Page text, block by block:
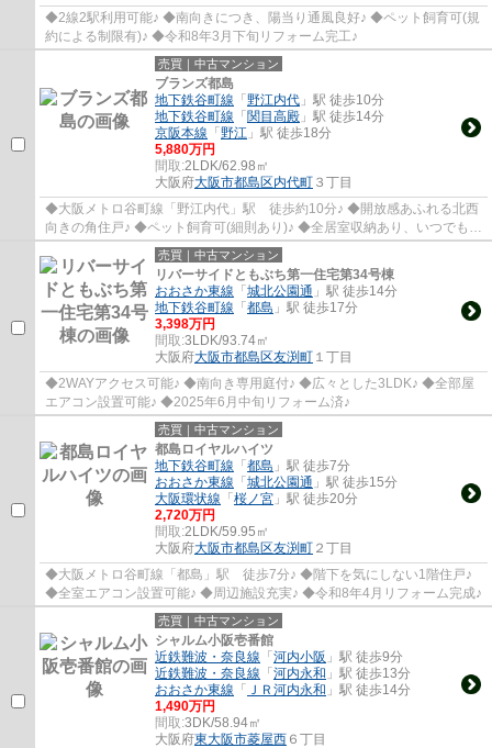
◆2線2駅利用可能♪ ◆南向きにつき、陽当り通風良好♪ ◆ペット飼育可(規
約による制限有)♪ ◆令和8年3月下旬リフォーム完工♪
売買｜中古マンション
ブランズ都島
地下鉄谷町線 「野江内代 」駅 徒歩10分
地下鉄谷町線 「関目高殿 」駅 徒歩14分
京阪本線 「野江 」駅 徒歩18分
5,880万円
間取:2LDK/62.98㎡
大阪府大阪市都島区内代町 ３丁目
◆大阪メトロ谷町線「野江内代」駅 徒歩約10分♪ ◆開放感あふれる北西
向きの角住戸♪ ◆ペット飼育可(細則あり)♪ ◆全居室収納あり、いつでもス
ッキリ♪
売買｜中古マンション
リバーサイドともぶち第一住宅第34号棟
おおさか東線 「城北公園通 」駅 徒歩14分
地下鉄谷町線 「都島 」駅 徒歩17分
3,398万円
間取:3LDK/93.74㎡
大阪府大阪市都島区友渕町 １丁目
◆2WAYアクセス可能♪ ◆南向き専用庭付♪ ◆広々とした3LDK♪ ◆全部屋
エアコン設置可能♪ ◆2025年6月中旬リフォーム済♪
売買｜中古マンション
都島ロイヤルハイツ
地下鉄谷町線 「都島 」駅 徒歩7分
おおさか東線 「城北公園通 」駅 徒歩15分
大阪環状線 「桜ノ宮 」駅 徒歩20分
2,720万円
間取:2LDK/59.95㎡
大阪府大阪市都島区友渕町 ２丁目
◆大阪メトロ谷町線「都島」駅 徒歩7分♪ ◆階下を気にしない1階住戸♪
◆全室エアコン設置可能♪ ◆周辺施設充実♪ ◆令和8年4月リフォーム完成♪
売買｜中古マンション
シャルム小阪壱番館
近鉄難波・奈良線 「河内小阪 」駅 徒歩9分
近鉄難波・奈良線 「河内永和 」駅 徒歩13分
おおさか東線 「 ＪＲ河内永和 」駅 徒歩14分
1,490万円
間取:3DK/58.94㎡
大阪府東大阪市菱屋西 ６丁目